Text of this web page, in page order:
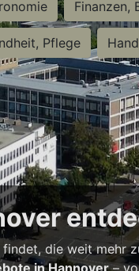
Finanzen,
Pflege
die weit mehr